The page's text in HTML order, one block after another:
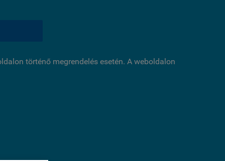
történő megrendelés esetén. A weboldalon